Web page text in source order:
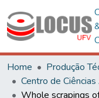
Home
Produção
Centro de